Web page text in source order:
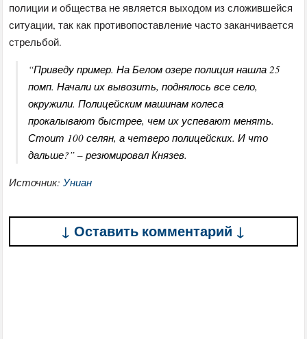
полиции и общества не является выходом из сложившейся
ситуации, так как противопоставление часто заканчивается
стрельбой.
“Приведу пример. На Белом озере полиция нашла 25
помп. Начали их вывозить, поднялось все село,
окружили. Полицейским машинам колеса
прокалывают быстрее, чем их успевают менять.
Стоит 100 селян, а четверо полицейских. И что
дальше?” – резюмировал Князев.
Источник:Униан
↓ Оставить комментарий ↓